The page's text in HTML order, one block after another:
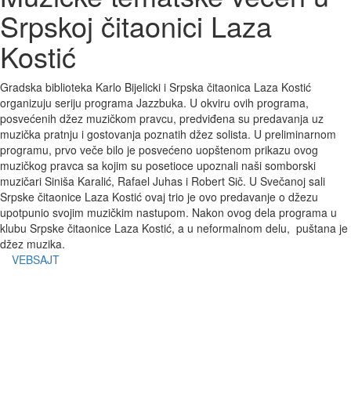
Srpskoj čitaonici Laza
Kostić
Gradska biblioteka Karlo Bijelicki i Srpska čitaonica Laza Kostić
organizuju seriju programa Jazzbuka. U okviru ovih programa,
posvećenih džez muzičkom pravcu, predviđena su predavanja uz
muzička pratnju i gostovanja poznatih džez solista. U preliminarnom
programu, prvo veče bilo je posvećeno uopštenom prikazu ovog
muzičkog pravca sa kojim su posetioce upoznali naši somborski
muzičari Siniša Karalić, Rafael Juhas i Robert Sič. U Svečanoj sali
Srpske čitaonice Laza Kostić ovaj trio je ovo predavanje o džezu
upotpunio svojim muzičkim nastupom. Nakon ovog dela programa u
klubu Srpske čitaonice Laza Kostić, a u neformalnom delu, puštana je
džez muzika.
VEBSAJT